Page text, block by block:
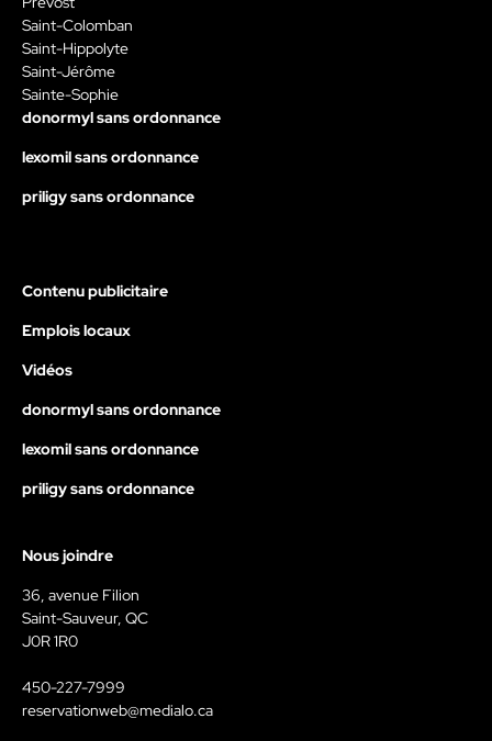
Saint-Colomban
Saint-Hippolyte
Saint-Jérôme
Sainte-Sophie
donormyl sans ordonnance
lexomil sans ordonnance
priligy sans ordonnance
Contenu publicitaire
Emplois locaux
Vidéos
donormyl sans ordonnance
lexomil sans ordonnance
priligy sans ordonnance
Nous joindre
36, avenue Filion
Saint-Sauveur, QC
J0R 1R0
450-227-7999
reservationweb@medialo.ca